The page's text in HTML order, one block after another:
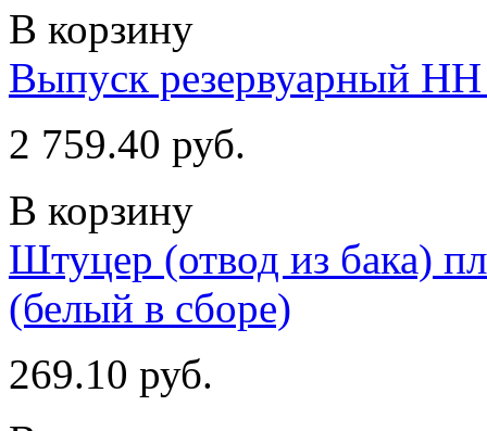
В корзину
Выпуск резервуарный НН
2 759.40 руб.
В корзину
Штуцер (отвод из бака)
(белый в сборе)
269.10 руб.